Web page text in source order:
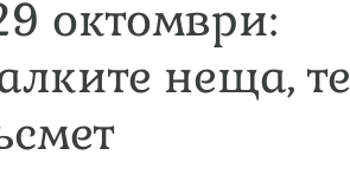
октомври:
неща, те